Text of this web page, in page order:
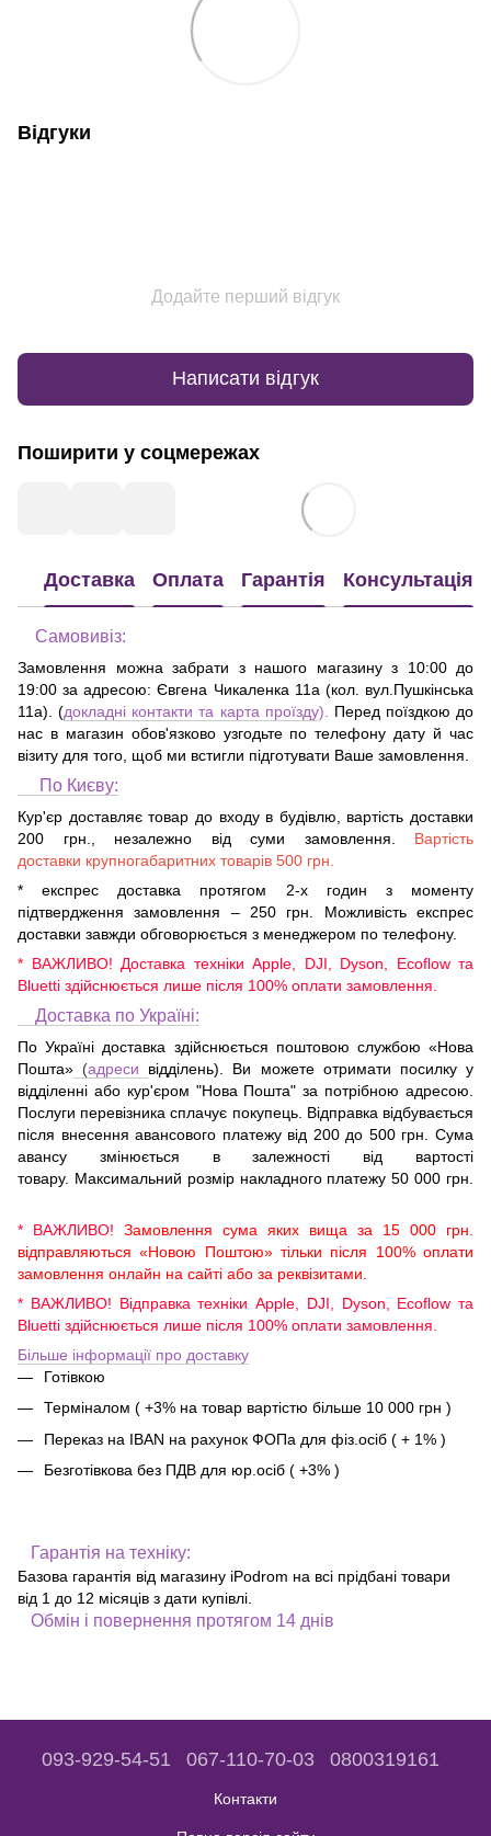
Відгуки
Додайте перший відгук
Написати відгук
Поширити у соцмережах
Доставка Оплата Гарантія Консультація
Самовивіз:
Замовлення можна забрати з нашого магазину з 10:00 до
19:00 за адресою:Євгена Чикаленка 11а (кол. вул.Пушкінська
11а) . (докладні контакти та карта проїзду). Перед поїздкою до
нас в магазин обов'язково узгодьте по телефону дату й час
візиту для того, щоб ми встигли підготувати Ваше замовлення.
По Києву:
Кур'єр доставляє товар до входу в будівлю, вартість доставки
200 грн., незалежно від суми замовлення. Вартість
доставки крупногабаритних товарів 500 грн.
* експрес доставка протягом 2-х годин з моменту
підтвердження замовлення – 250 грн. Можливість експрес
доставки завжди обговорюється з менеджером по телефону.
* ВАЖЛИВО! Доставка техніки Apple, DJI, Dyson, Ecoflow та
Bluetti здійснюється лише після 100% оплати замовлення.
Доставка по Україні:
По Україні доставка здійснюється поштовою службою «Нова
Пошта» (адреси
відділень). Ви можете отримати посилку у
відділенні або кур'єром "Нова Пошта" за потрібною адресою.
Послуги перевізника сплачує покупець. Відправка відбувається
після внесення авансового платежу від 200 до 500 грн. Сума
авансу змінюється в залежності від вартості
товару. Максимальний розмір накладного платежу 50 000 грн.
* ВАЖЛИВО! Замовлення сума яких вища за 15 000 грн.
відправляються «Новою Поштою» тільки після 100% оплати
замовлення онлайн на сайті або за реквізитами.
* ВАЖЛИВО! Відправка техніки Apple, DJI, Dyson, Ecoflow та
Bluetti здійснюється лише після 100% оплати замовлення.
Більше інформації про доставку
Готівкою
Терміналом ( +3% на товар вартістю більше 10 000 грн )
Переказ на IBAN на рахунок ФОПа для фіз.осіб ( + 1% )
Безготівкова без ПДВ для юр.осіб ( +3% )
Гарантія на техніку:
Базова гарантія від магазину iPodrom на всі прідбані товари
від 1 до 12 місяців з дати купівлі.
Обмін і повернення протягом 14 днів
093-929-54-51 067-110-70-03 0800319161
Контакти